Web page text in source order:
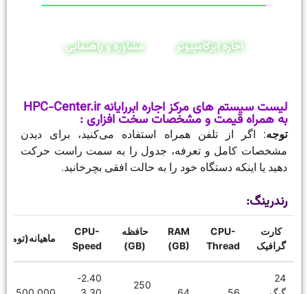
اجاره ابرکامپیوتر مشاوره و راهنمایی
لیست سیستم های مرکز اجاره ابررایانه HPC-Center.ir
به همراه قیمت و مشخصات سخت افزاری :
توجه: اگر از تلفن همراه استفاده می‌کنید، برای دیدن
مشخصات کامل و تعرفه، جدول را به سمت راست حرکت
دهید یا اینکه دستگاه خود را به حالت افقی بچرخانید.
رندرینگ:
کارت
گرافیک
CPU-
Thread
RAM
(GB)
حافظه
(GB)
CPU-
Speed
24
250
2.40-